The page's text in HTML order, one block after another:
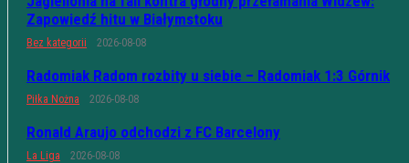
Zapowiedź hitu w Białymstoku
Bez kategorii 2026-08-08
Radomiak Radom rozbity u siebie – Radomiak 1:3 Górnik
Piłka Nożna 2026-08-08
Ronald Araujo odchodzi z FC Barcelony
La Liga 2026-08-08